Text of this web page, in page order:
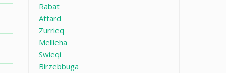
Rabat
Attard
Zurrieq
Mellieha
Swieqi
Birzebbuga